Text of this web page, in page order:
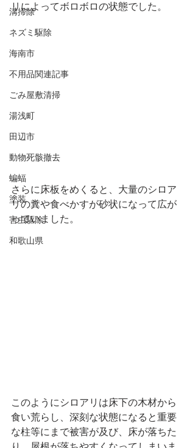
溝掃除
ネズミ駆除
海南市
不用品関連記事
ごみ屋敷清掃
湯浅町
田辺市
動物死骸撤去
蝙蝠
塗装
害虫駆除
和歌山県
リによってボロボロの状態でした。
さらに床板をめくると、大量のシロア
リの糞や食べかすが砂状になって広が
っていました。
このようにシロアリは床下の木材から
食い荒らし、深刻な状態になると重要
な柱等にまで被害が及び、床が落ちた